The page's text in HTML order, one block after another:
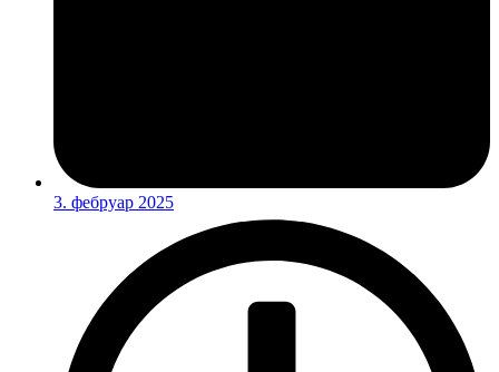
3. фебруар 2025